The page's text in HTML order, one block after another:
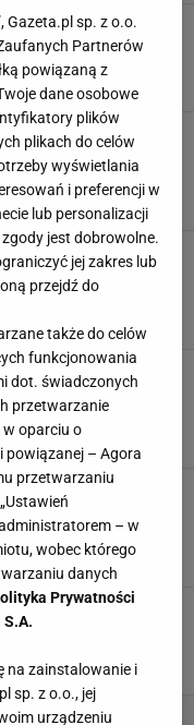
śląski rarytas. Do
nic lepszego
KUCHNIA ŚLĄSKA
składnik do
wrócisz do starego
MIELONE
o którym mało kto
ziemniaczane w
to od pokoleń.
Nie ma
ŚLĄSKA
dni. Ten prosty
Ważny jest
ŚLĄSKA NEWS
i kotletów. Na
gospodyni
Gazeta.pl sp. z o.o.
Zaufanych Partnerów
powiązaną z
dane osobowe
plików
plikach do celów
wyświetlania
i preferencji w
lub personalizacji
jest dobrowolne.
jej zakres lub
przejdź do
także do celów
funkcjonowania
dot. świadczonych
przetwarzanie
w oparciu o
powiązanej – Agora
przetwarzaniu
– w
wobec którego
danych
Prywatności
na zainstalowanie i
sp. z o.o., jej
urządzeniu